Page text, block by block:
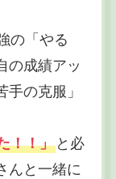
の「やる
の成績アッ
の克服」
！！」と必
んと一緒に